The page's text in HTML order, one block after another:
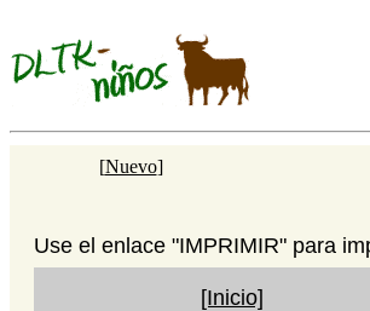
[Nuevo]
Use el enlace "IMPRIMIR" para
[Inicio]